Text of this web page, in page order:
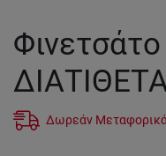
Δωρεάν Μεταφορικά